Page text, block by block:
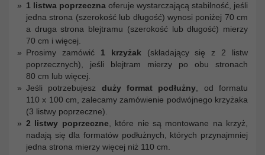
1 listwa poprzeczna oferuje wystarczającą stabilność, jeśli
jedna strona (szerokość lub długość) wynosi poniżej 70 cm
a druga strona blejtramu (szerokość lub długość) mierzy
70 cm i więcej.
Prosimy zamówić 1 krzyżak (składający się z 2 listw
poprzecznych), jeśli blejtram mierzy po obu stronach
80 cm lub więcej.
Jeśli potrzebujesz duży format podłużny , od formatu
110 x 100 cm, zalecamy zamówienie podwójnego krzyżaka
(3 listwy poprzeczne).
2 listwy poprzeczne , które nie są montowane na krzyż,
nadają się dla formatów podłużnych, których przynajmniej
jedna strona mierzy więcej niż 110 cm.